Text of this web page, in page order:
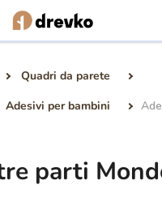
Quadri da parete
Adesivi per bambini
parti